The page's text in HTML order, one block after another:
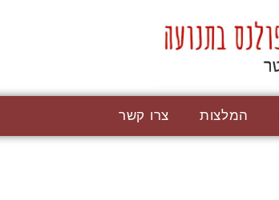
המלצות צרו קשר